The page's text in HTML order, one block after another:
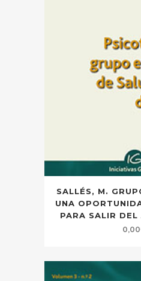
SALLÉS, M.
UNA
PARA SALIR
0,00